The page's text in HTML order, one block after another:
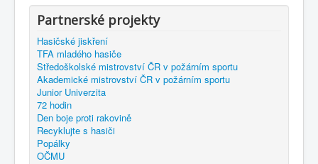
Partnerské projekty
Hasičské jiskření
TFA mladého hasiče
Středoškolské mistrovství ČR v požárním sportu
Akademické mistrovství ČR v požárním sportu
Junior Univerzita
72 hodin
Den boje proti rakovině
Recyklujte s hasiči
Popálky
OČMU